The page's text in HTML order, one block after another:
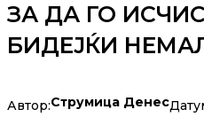
ЗА ДА ГО
БИДЕЈЌИ
Автор:Струмица Денес